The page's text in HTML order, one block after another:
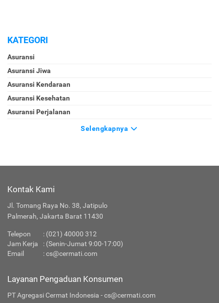
KATEGORI
Asuransi
Asuransi Jiwa
Asuransi Kendaraan
Asuransi Kesehatan
Asuransi Perjalanan
Selengkapnya
Kontak Kami
Jl. Tomang Raya No. 38, Jatipulo
Palmerah, Jakarta Barat 11430
Telepon : (021) 40000 312
Jam Kerja
: (Senin-Jumat 9:00-17:00)
Email
:cs@cermati.com
Layanan Pengaduan Konsumen
PT Agregasi Cermat Indonesia - cs@cermati.com